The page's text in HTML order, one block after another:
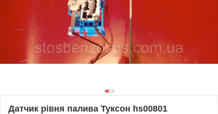
Датчик рівня палива Туксон hs00801